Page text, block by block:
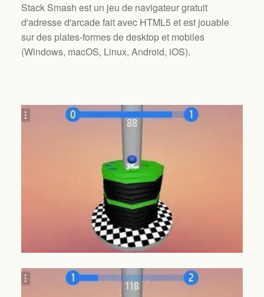
Stack Smash est un jeu de navigateur gratuit
d'adresse d'arcade fait avec HTML5 et est jouable
sur des plates-formes de desktop et mobiles
(Windows, macOS, Linux, Android, iOS).